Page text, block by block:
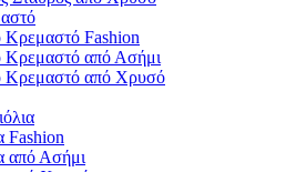
Κρεμαστό Fashion
Κρεμαστό από Ασήμι
Κρεμαστό από Χρυσό
Fashion
από Ασήμι